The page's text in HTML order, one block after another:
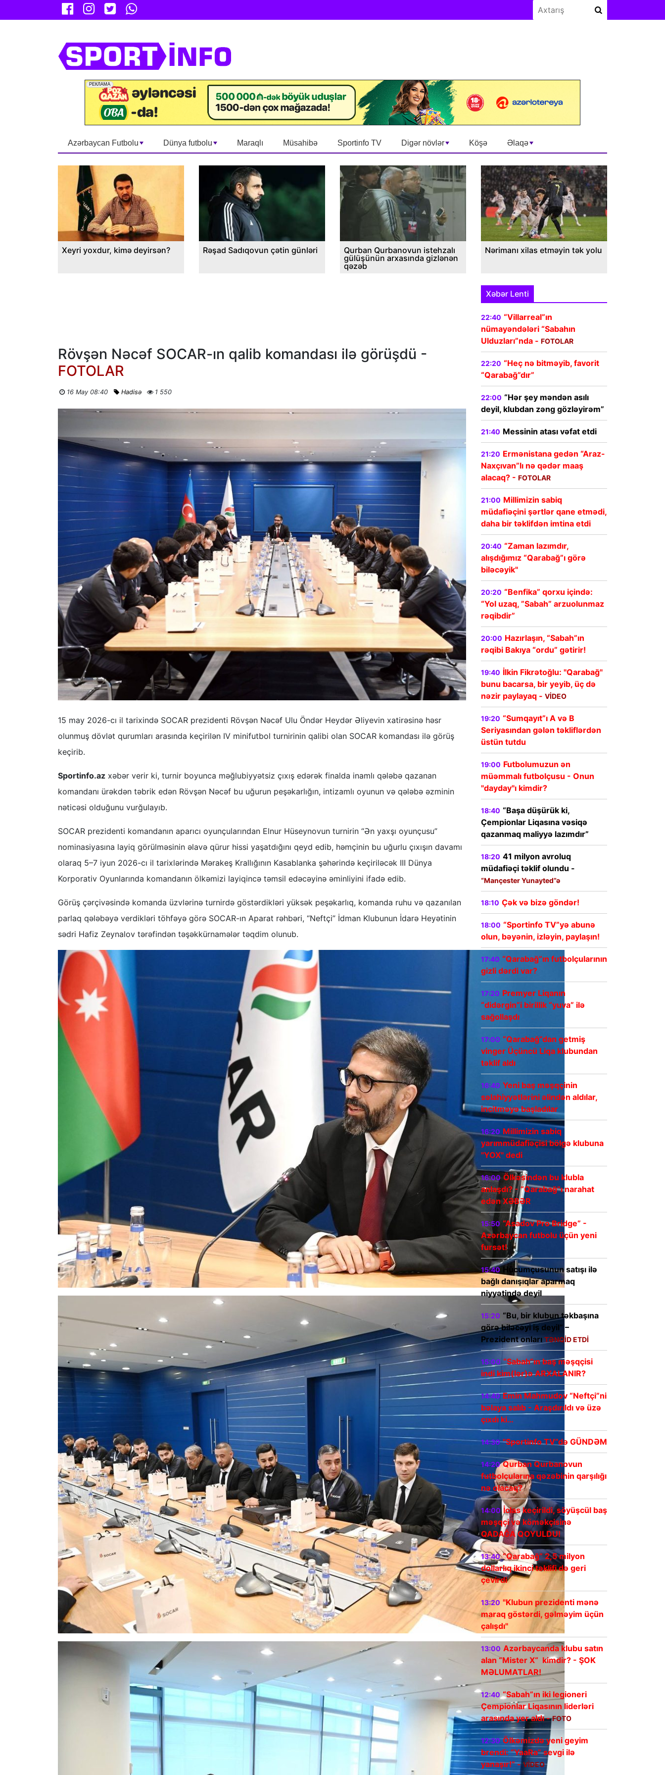
Azərbaycan Futbolu Dünya futbolu Maraqlı Müsahibə Sportinfo TV Digər növlər Köşə Əlaqə
Xeyri yoxdur, kimə deyirsən? Rəşad Sadıqovun çətin günləri
Qurban Qurbanovun istehzalı
gülüşünün arxasında gizlənən
qəzəb
Nərimanı xilas etməyin tək yolu
Rövşən Nəcəf SOCAR-ın qalib komandası ilə görüşdü -
FOTOLAR
16 May 08:40 Hadisə 1 550
15 may 2026-cı il tarixində SOCAR prezidenti Rövşən Nəcəf Ulu Öndər Heydər Əliyevin xatirəsinə həsr
olunmuş dövlət qurumları arasında keçirilən IV minifutbol turnirinin qalibi olan SOCAR komandası ilə görüş
keçirib.
Sportinfo.az xəbər verir ki, turnir boyunca məğlubiyyətsiz çıxış edərək finalda inamlı qələbə qazanan
komandanı ürəkdən təbrik edən Rövşən Nəcəf bu uğurun peşəkarlığın, intizamlı oyunun və qələbə əzminin
nəticəsi olduğunu vurğulayıb.
SOCAR prezidenti komandanın aparıcı oyunçularından Elnur Hüseynovun turnirin “Ən yaxşı oyunçusu”
nominasiyasına layiq görülməsinin əlavə qürur hissi yaşatdığını qeyd edib, həmçinin bu uğurlu çıxışın davamı
olaraq 5–7 iyun 2026-cı il tarixlərində Mərakeş Krallığının Kasablanka şəhərində keçiriləcək III Dünya
Korporativ Oyunlarında komandanın ölkəmizi layiqincə təmsil edəcəyinə əminliyini ifadə edib.
Görüş çərçivəsində komanda üzvlərinə turnirdə göstərdikləri yüksək peşəkarlıq, komanda ruhu və qazanılan
parlaq qələbəyə verdikləri töhfəyə görə SOCAR-ın Aparat rəhbəri, “Neftçi” İdman Klubunun İdarə Heyətinin
sədri Hafiz Zeynalov tərəfindən təşəkkürnamələr təqdim olunub.
Xəbər Lenti
22:40 “Villarreal”ın
nümayəndələri “Sabahın
Ulduzları”nda - FOTOLAR
22:20 “Heç nə bitməyib, favorit
“Qarabağ”dır”
22:00 “Hər şey məndən asılı
deyil, klubdan zəng gözləyirəm”
21:40 Messinin atası vəfat etdi
21:20 Ermənistana gedən “Araz-
Naxçıvan”lı nə qədər maaş
alacaq? - FOTOLAR
21:00 Millimizin sabiq
müdafiəçini şərtlər qane etmədi,
daha bir təklifdən imtina etdi
20:40 “Zaman lazımdır,
alışdığımız “Qarabağ”ı görə
biləcəyik"
20:20 “Benfika” qorxu içində:
“Yol uzaq, ”Sabah” arzuolunmaz
rəqibdir”
20:00 Hazırlaşın, “Sabah”ın
rəqibi Bakıya “ordu” gətirir!
19:40 İlkin Fikrətoğlu: "Qarabağ"
bunu bacarsa, bir yeyib, üç də
nəzir paylayaq - VİDEO
19:20 “Sumqayıt”ı A və B
Seriyasından gələn təkliflərdən
üstün tutdu
19:00 Futbolumuzun ən
müəmmalı futbolçusu - Onun
"dayday"ı kimdir?
18:40 “Başa düşürük ki,
Çempionlar Liqasına vəsiqə
qazanmaq maliyyə lazımdır”
18:20 41 milyon avroluq
müdafiəçi təklif olundu -
“Mançester Yunayted”ə
18:10 Çək və bizə göndər!
18:00 “Sportinfo TV”yə abunə
olun, bəyənin, izləyin, paylaşın!
17:40 “Qarabağ”ın futbolçularının
gizli dərdi var?
17:20 Premyer Liqanın
“didərgin”i birillik “yuva” ilə
sağollaşdı
17:00 “Qarabağ”dan getmiş
vinger Üçüncü Liqa klubundan
təklif aldı
16:40 Yeni baş məşqçinin
səlahiyyətlərini əlindən aldılar,
incitməyə başladılar
16:20 Millimizin sabiq
yarımmüdafiəçisi bölgə klubuna
"YOX" dedi
16:00 Ölkəsindən bu klubla
anlaşdı? - “Qarabağ”ı narahat
edən XƏBƏR
15:50 “Asadov Pro Bridge” -
Azərbaycan futbolu üçün yeni
fursət!
15:40 Hücumçusunun satışı ilə
bağlı danışıqlar aparmaq
niyyətində deyil
15:20 “Bu, bir klubun təkbaşına
görə biləcəyi iş deyil” –
Prezident onlarıTƏNQİD ETDİ
15:00 “Sabah“ın baş məşqçisi
indi kim(lər)ə ARXALANIR?
14:40 Emin Mahmudov “Neftçi”ni
bəlaya salıb - Araşdırıldı və üzə
çıxdı ki…
14:30 "Sportinfo TV”də GÜNDƏM
14:20 Qurban Qurbanovun
futbolçularına qəzəbinin qarşılığı
nə olacaq?
14:00 İclas keçirildi, söyüşcül baş
məşqçi və köməkçisinə
QADAĞA QOYULDU!
13:40 “Qarabağ” 2,5 milyon
dollarlıq ikinci təklifi də geri
çevirdi
13:20 "Klubun prezidenti mənə
maraq göstərdi, gəlməyim üçün
çalışdı"
13:00 Azərbaycanda klubu satın
alan “Mister X“ kimdir? - ŞOK
MƏLUMATLAR!
12:40 “Sabah”ın iki legioneri
Çempionlar Liqasının liderləri
arasında yer aldı -FOTO
12:30 Ölkəmizdə yeni geyim
brendi: “YaaRa” sevgi ilə
yanaşır!” -VİDEO